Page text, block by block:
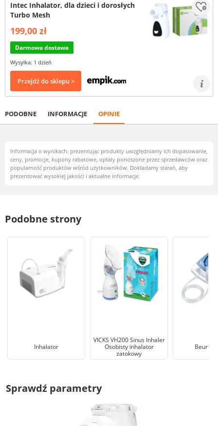
Intec Inhalator, dla dzieci i dorosłych
Turbo Mesh
199,00 zł
Darmowa dostawa
Wysyłka: 1 dzień
Przejdź do sklepu >
PODOBNE INFORMACJE OPINIE
Informacja o wynikach: prezentując produkty uwzględniamy ich dopasowanie,
ceny, promocje, kupony rabatowe, opłaty ponoszone przez sprzedawców oraz
popularność produktów wśród użytkowników. Dokładamy starań, aby
prezentować wysokiej jakości i aktualne informacje.
Podobne strony
Inhalator
VICKS VH200 Sinus Inhaler
Osobisty inhalator
zatokowy
Beurer
Sprawdź parametry